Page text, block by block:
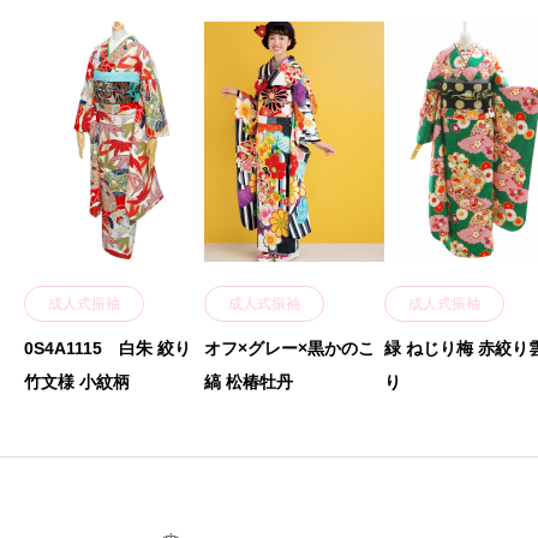
成人式振袖
0S4A1115 白朱 絞り
竹文様 小紋柄
成人式振袖
オフ×グレー×黒かのこ
縞 松椿牡丹
成人式振袖
緑 ねじり梅 赤絞り
り